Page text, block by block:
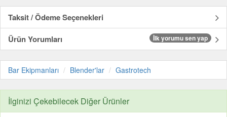
Taksit / Ödeme Seçenekleri
Ürün Yorumları
İlk yorumu sen yap
Bar Ekipmanları Blender'lar Gastrotech
İlginizi Çekebilecek Diğer Ürünler